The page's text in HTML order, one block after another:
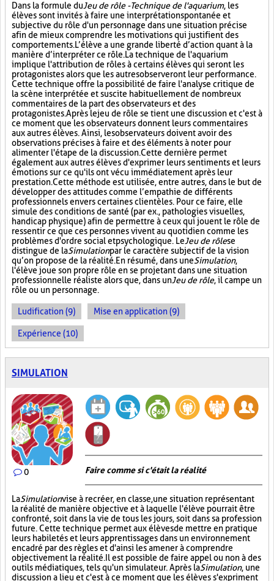
Dans la formule duJeu de rôle - Technique de l'aquarium, les
élèves sont invités à faire une interprétation spontanée et
subjective du rôle d'un personnage dans une situation précise
afin de mieux comprendre les motivations qui justifient des
comportements. L’élève a une grande liberté d’action quant à la
manière d’interpréter ce rôle. La technique de l'aquarium
implique l'attribution de rôles à certains élèves qui seront les
protagonistes alors que les autres observeront leur performance.
Cette technique offre la possibilité de faire l'analyse critique de
la scène interprétée et suscite habituellement de nombreux
commentaires de la part des observateurs et des
protagonistes. Après le jeu de rôle se tient une discussion et c'est à
ce moment que les observateurs donnent leurs commentaires
aux autres élèves. Ainsi, les observateurs doivent avoir des
observations précises à faire et des éléments à noter pour
alimenter l'étape de la discussion. Cette dernière permet
également aux autres élèves d'exprimer leurs sentiments et leurs
émotions sur ce qu'ils ont vécu immédiatement après leur
prestation. Cette méthode est utilisée, entre autres, dans le but de
développer des attitudes comme l’empathie de différents
professionnels envers certaines clientèles. Pour ce faire, elle
simule des conditions de santé (par ex., pathologies visuelles,
handicap physique) afin de permettre à ceux qui jouent le rôle de
ressentir ce que ces personnes vivent au quotidien comme les
problèmes d'ordre social et psychologique. LeJeu de rôlese
distingue de laSimulationpar le caractère subjectif de la vision
qu’on propose de la réalité. En résumé, dans uneSimulation,
l'élève joue son propre rôle en se projetant dans une situation
professionnelle réaliste alors que, dans unJeu de rôle, il campe un
rôle ou un personnage.
Ludification (9) Mise en application (9)
Expérience (10)
SIMULATION
0 Faire comme si c'était la réalité
LaSimulationvise à recréer, en classe, une situation représentant
la réalité de manière objective et à laquelle l'élève pourrait être
confronté, soit dans la vie de tous les jours, soit dans sa profession
future. Cette technique permet aux élèves de mettre en pratique
leurs habiletés et leurs apprentissages dans un environnement
encadré par des règles et d'ainsi les amener à comprendre
objectivement la réalité. Il est possible de faire appel ou non à des
outils médiatiques, tels qu'un simulateur. Après laSimulation, une
discussion a lieu et c'est à ce moment que les élèves s'expriment